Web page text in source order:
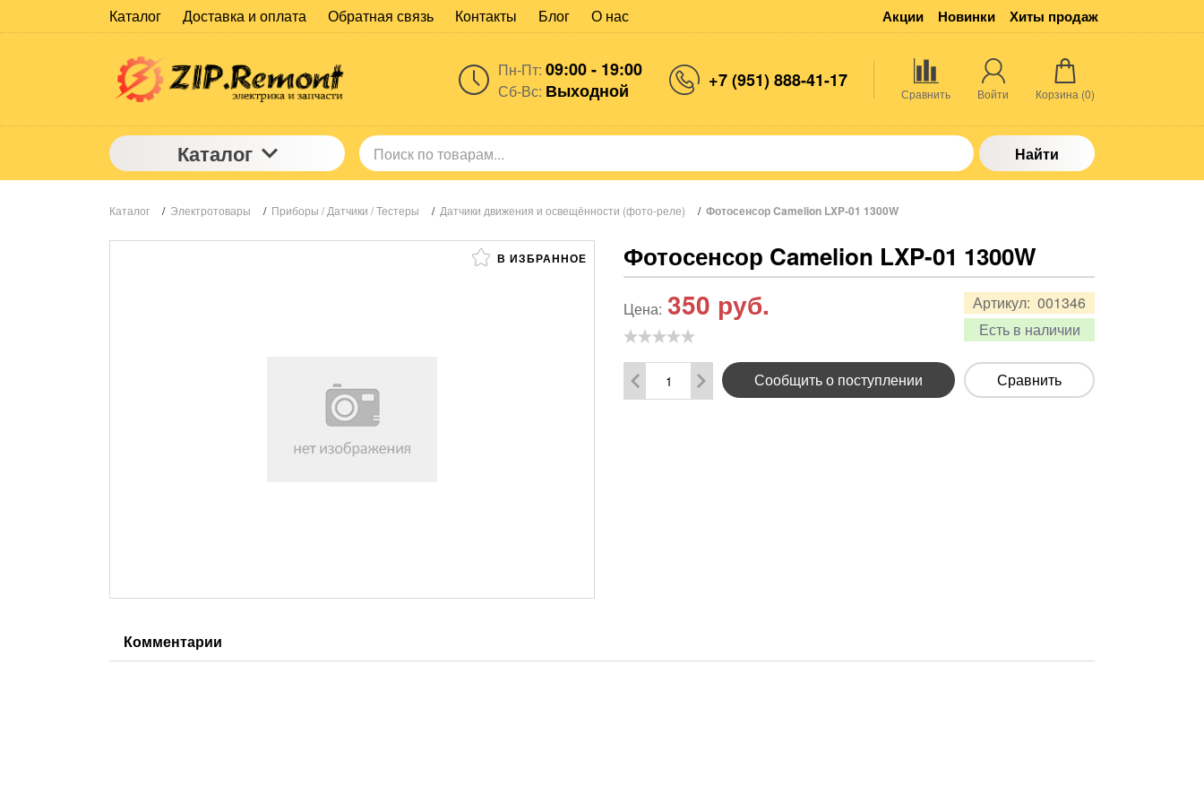
Каталог Доставка и оплата Обратная связь Контакты Блог О нас Акции Новинки Хиты продаж
Пн-Пт: 09:00 - 19:00
Сб-Вс: Выходной +7 (951) 888-41-17
Сравнить Войти Корзина (0)
Каталог Найти
Каталог / Электротовары / Приборы / Датчики / Тестеры / Датчики движения и освещённости (фото-реле) / Фотосенсор Camelion LXP-01 1300W
В ИЗБРАННОЕ Фотосенсор Camelion LXP-01 1300W
Артикул: 001346
Есть в наличии
Цена: 350 руб.
Сообщить о поступлении Сравнить
Комментарии